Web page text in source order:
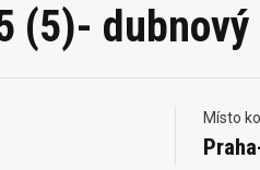
(5)- dubnový
Místo